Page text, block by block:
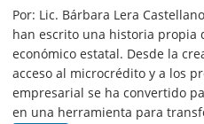
Por: Lic. Bárbara Lera
han escrito una historia propia
económico estatal. Desde la
acceso al microcrédito y a los
empresarial se ha convertido
en una herramienta para